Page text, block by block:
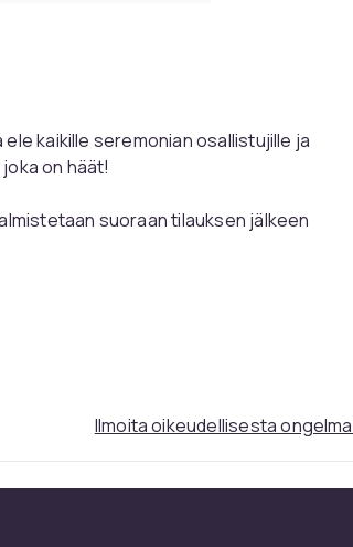
kaikille seremonian osallistujille ja
on häät!
suoraan tilauksen jälkeen
Ilmoita oikeudellisesta